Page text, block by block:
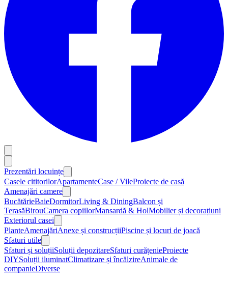
Prezentări locuințe
Casele cititorilorApartamenteCase / VileProiecte de casă
Amenajări camere
BucătărieBaieDormitorLiving & DiningBalcon și
TerasăBirouCamera copiilorMansardă & HolMobilier și decorațiuni
Exteriorul casei
PlanteAmenajăriAnexe și construcțiiPiscine și locuri de joacă
Sfaturi utile
Sfaturi și soluțiiSoluții depozitareSfaturi curățenieProiecte
DIYSoluții iluminatClimatizare și încălzireAnimale de
companieDiverse